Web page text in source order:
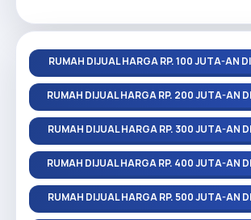
RUMAH DIJUAL HARGA RP. 100 JUTA-AN
RUMAH DIJUAL HARGA RP. 200 JUTA-AN
RUMAH DIJUAL HARGA RP. 300 JUTA-AN
RUMAH DIJUAL HARGA RP. 400 JUTA-AN
RUMAH DIJUAL HARGA RP. 500 JUTA-AN